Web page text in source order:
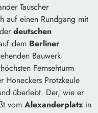
über den
Checkpoint Charlie
Tauscher
auf einen Rundgang mit
deutschen
dem Berliner
Bauwerk
Fernsehturm
Honeckers Protzkeule
überlebt. Der, wie er
vom Alexanderplatz in